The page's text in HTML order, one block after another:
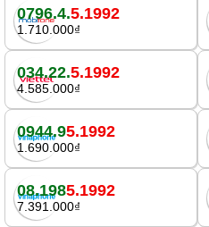
0796.4.5.1992
1.710.000₫
034.22.5.1992
4.585.000₫
0944.95.1992
1.690.000₫
08.1985.1992
7.391.000₫